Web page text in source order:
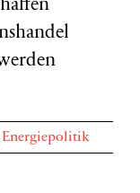
Energiepolitik